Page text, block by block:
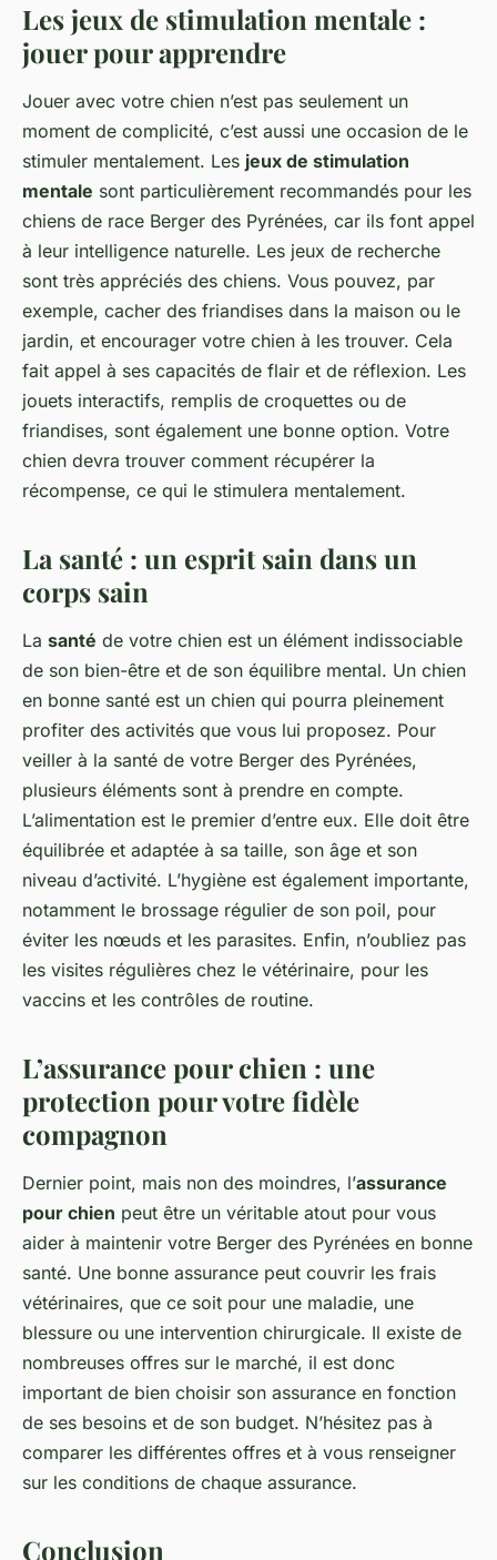
Les jeux de stimulation mentale :
jouer pour apprendre
Jouer avec votre chien n’est pas seulement un
moment de complicité, c’est aussi une occasion de le
stimuler mentalement. Les jeux de stimulation
mentale sont particulièrement recommandés pour les
chiens de race Berger des Pyrénées, car ils font appel
à leur intelligence naturelle. Les jeux de recherche
sont très appréciés des chiens. Vous pouvez, par
exemple, cacher des friandises dans la maison ou le
jardin, et encourager votre chien à les trouver. Cela
fait appel à ses capacités de flair et de réflexion. Les
jouets interactifs, remplis de croquettes ou de
friandises, sont également une bonne option. Votre
chien devra trouver comment récupérer la
récompense, ce qui le stimulera mentalement.
La santé : un esprit sain dans un
corps sain
La santé de votre chien est un élément indissociable
de son bien-être et de son équilibre mental. Un chien
en bonne santé est un chien qui pourra pleinement
profiter des activités que vous lui proposez. Pour
veiller à la santé de votre Berger des Pyrénées,
plusieurs éléments sont à prendre en compte.
L’alimentation est le premier d’entre eux. Elle doit être
équilibrée et adaptée à sa taille, son âge et son
niveau d’activité. L’hygiène est également importante,
notamment le brossage régulier de son poil, pour
éviter les nœuds et les parasites. Enfin, n’oubliez pas
les visites régulières chez le vétérinaire, pour les
vaccins et les contrôles de routine.
L’assurance pour chien : une
protection pour votre fidèle
compagnon
Dernier point, mais non des moindres, l’assurance
pour chien peut être un véritable atout pour vous
aider à maintenir votre Berger des Pyrénées en bonne
santé. Une bonne assurance peut couvrir les frais
vétérinaires, que ce soit pour une maladie, une
blessure ou une intervention chirurgicale. Il existe de
nombreuses offres sur le marché, il est donc
important de bien choisir son assurance en fonction
de ses besoins et de son budget. N’hésitez pas à
comparer les différentes offres et à vous renseigner
sur les conditions de chaque assurance.
Conclusion